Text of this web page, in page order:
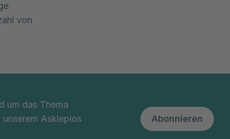
von
um das Thema
unserem Asklepios
Abonnieren